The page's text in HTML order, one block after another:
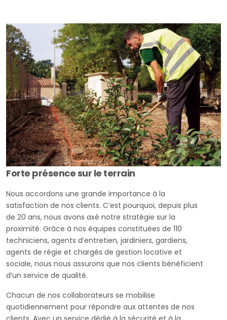
Forte présence sur le terrain
Nous accordons une grande importance à la
satisfaction de nos clients. C’est pourquoi, depuis plus
de 20 ans, nous avons axé notre stratégie sur la
proximité. Grâce à nos équipes constituées de 110
techniciens, agents d’entretien, jardiniers, gardiens,
agents de régie et chargés de gestion locative et
sociale, nous nous assurons que nos clients bénéficient
d’un service de qualité.
Chacun de nos collaborateurs se mobilise
quotidiennement pour répondre aux attentes de nos